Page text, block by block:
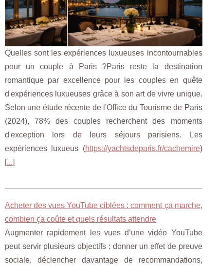
Quelles sont les expériences luxueuses incontournables
pour un couple à Paris ?Paris reste la destination
romantique par excellence pour les couples en quête
d'expériences luxueuses grâce à son art de vivre unique.
Selon une étude récente de l'Office du Tourisme de Paris
(2024), 78% des couples recherchent des moments
d'exception lors de leurs séjours parisiens. Les
expériences luxueus (https://yachtsdeparis.fr/cachemire)
[...]
Acheter des vues YouTube ciblées : comment ça marche,
combien ça coûte et quels résultats attendre
Augmenter rapidement les vues d’une vidéo YouTube
peut servir plusieurs objectifs : donner un effet de preuve
sociale, déclencher davantage de recommandations,